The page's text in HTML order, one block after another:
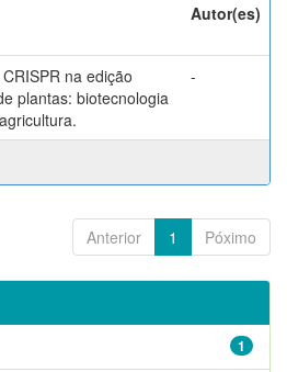
Autor(es)
na edição
plantas: biotecnologia
-
Anterior 1 Póximo
1